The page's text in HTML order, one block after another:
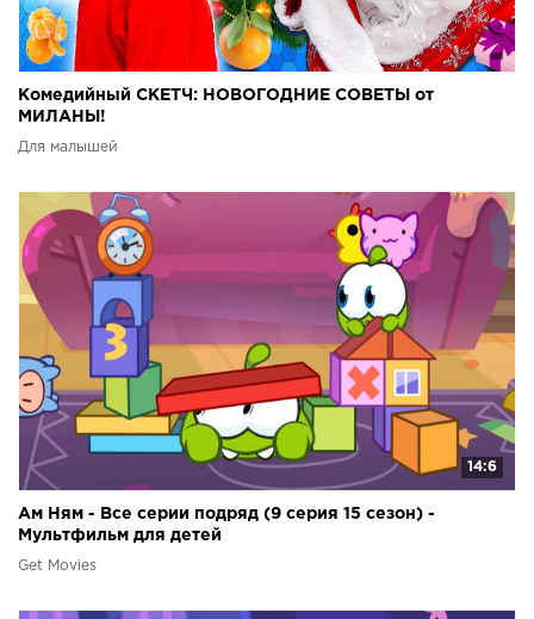
Комедийный СКЕТЧ: НОВОГОДНИЕ СОВЕТЫ от
МИЛАНЫ!
Для малышей
14:6
Ам Ням - Все серии подряд (9 серия 15 сезон) -
Мультфильм для детей
Get Movies